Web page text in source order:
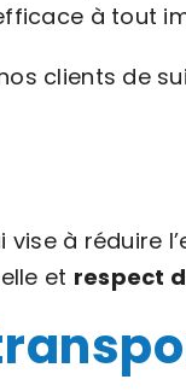
à tout
clients de
vise à réduire
et respect